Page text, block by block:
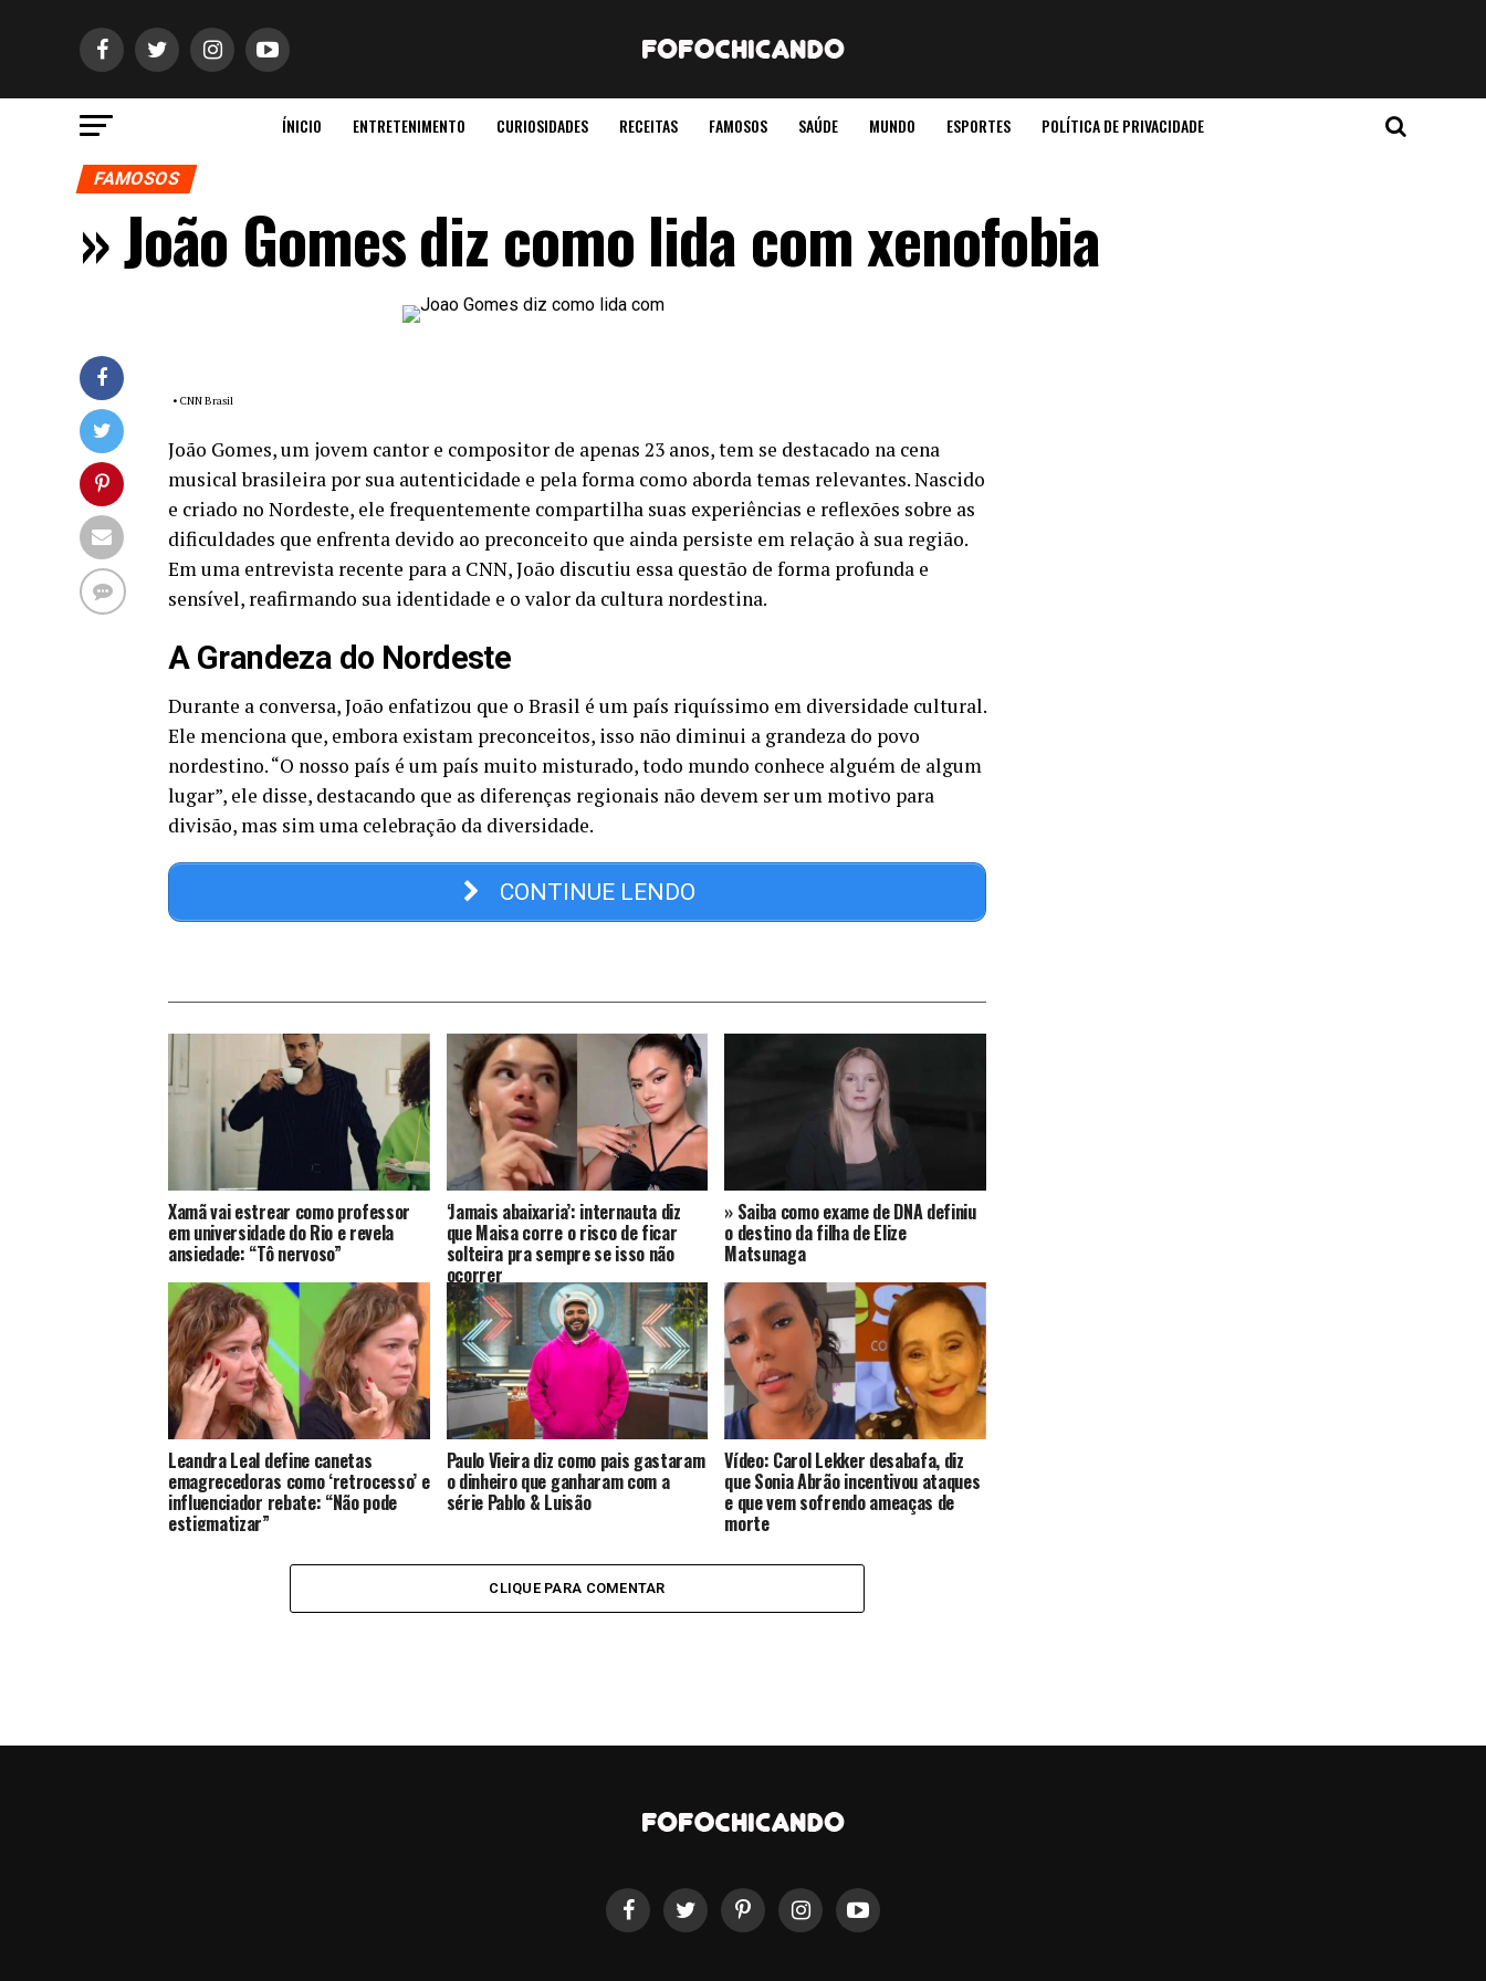
ÍNICIO ENTRETENIMENTO CURIOSIDADES RECEITAS FAMOSOS SAÚDE MUNDO ESPORTES POLÍTICA DE PRIVACIDADE
FAMOSOS
» João Gomes diz como lida com xenofobia
• CNN Brasil
João Gomes, um jovem cantor e compositor de apenas 23 anos, tem se destacado na cena
musical brasileira por sua autenticidade e pela forma como aborda temas relevantes. Nascido
e criado no Nordeste, ele frequentemente compartilha suas experiências e reflexões sobre as
dificuldades que enfrenta devido ao preconceito que ainda persiste em relação à sua região.
Em uma entrevista recente para a CNN, João discutiu essa questão de forma profunda e
sensível, reafirmando sua identidade e o valor da cultura nordestina.
A Grandeza do Nordeste
Durante a conversa, João enfatizou que o Brasil é um país riquíssimo em diversidade cultural.
Ele menciona que, embora existam preconceitos, isso não diminui a grandeza do povo
nordestino. “O nosso país é um país muito misturado, todo mundo conhece alguém de algum
lugar”, ele disse, destacando que as diferenças regionais não devem ser um motivo para
divisão, mas sim uma celebração da diversidade.
CONTINUE LENDO
Xamã vai estrear como professor
em universidade do Rio e revela
ansiedade: “Tô nervoso”
‘Jamais abaixaria’: internauta diz
que Maisa corre o risco de ficar
solteira pra sempre se isso não
ocorrer
» Saiba como exame de DNA definiu
o destino da filha de Elize
Matsunaga
Leandra Leal define canetas
emagrecedoras como ‘retrocesso’ e
influenciador rebate: “Não pode
estigmatizar”
Paulo Vieira diz como pais gastaram
o dinheiro que ganharam com a
série Pablo & Luisão
Vídeo: Carol Lekker desabafa, diz
que Sonia Abrão incentivou ataques
e que vem sofrendo ameaças de
morte
CLIQUE PARA COMENTAR